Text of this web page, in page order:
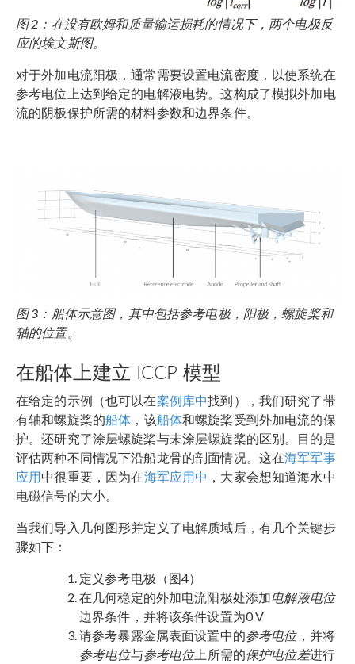
图 2：在没有欧姆和质量输运损耗的情况下，两个电极反
应的埃文斯图。
对于外加电流阳极，通常需要设置电流密度，以使系统在
参考电位上达到给定的电解液电势。这构成了模拟外加电
流的阴极保护所需的材料参数和边界条件。
图 3：船体示意图，其中包括参考电极，阳极，螺旋桨和
轴的位置。
在船体上建立 ICCP 模型
在给定的示例（也可以在案例库中找到），我们研究了带
有轴和螺旋桨的船体 ，该船体和螺旋桨受到外加电流的保
护。还研究了涂层螺旋桨与未涂层螺旋桨的区别。目的是
评估两种不同情况下沿船龙骨的剖面情况。这在海军军事
应用中很重要，因为在海军应用中 ，大家会想知道海水中
电磁信号的大小。
当我们导入几何图形并定义了电解质域后，有几个关键步
骤如下：
定义参考电极（图4）
在几何稳定的外加电流阳极处添加电解液电位
边界条件，并将该条件设置为0 V
请参考暴露金属表面设置中的参考电位，并将
参考电位与参考电位上所需的保护电位差进行